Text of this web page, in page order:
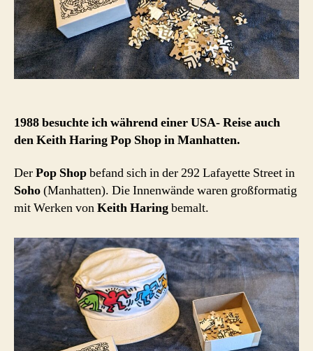
1988 besuchte ich während einer USA- Reise auch
den Keith Haring Pop Shop in Manhatten.
DerPop Shopbefand sich in der 292 Lafayette Street in
Soho(Manhatten). Die Innenwände waren großformatig
mit Werken vonKeith Haringbemalt.